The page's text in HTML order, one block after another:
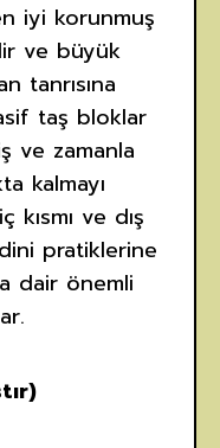
iyi korunmuş
ve büyük
tanrısına
taş bloklar
ve zamanla
kalmayı
kısmı ve dış
pratiklerine
dair önemli